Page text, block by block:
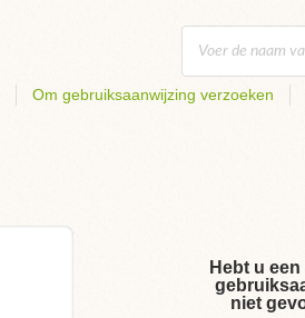
Om gebruiksaanwijzing verzoeken
Hebt u
niet